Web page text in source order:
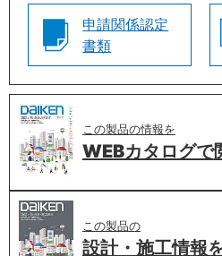
申請関係認定
書類
この製品の情報を
WEBカタログで
この製品の
設計・施工情報